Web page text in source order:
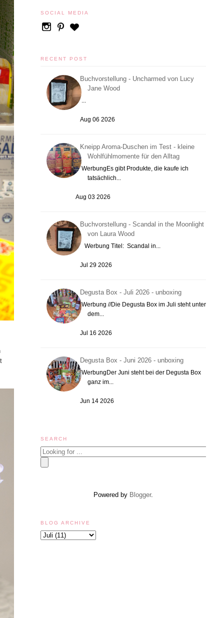
SOCIAL MEDIA
RECENT POST
Buchvorstellung - Uncharmed von Lucy
Jane Wood
...
Aug 06 2026
Kneipp Aroma-Duschen im Test - kleine
Wohlfühlmomente für den Alltag
WerbungEs gibt Produkte, die kaufe ich
tatsächlich...
Aug 03 2026
Buchvorstellung - Scandal in the Moonlight
von Laura Wood
Werbung Titel: Scandal in...
Jul 29 2026
Degusta Box - Juli 2026 - unboxing
Werbung //Die Degusta Box im Juli steht unter
dem...
Jul 16 2026
Degusta Box - Juni 2026 - unboxing
WerbungDer Juni steht bei der Degusta Box
ganz im...
Jun 14 2026
SEARCH
Powered by Blogger.
BLOG ARCHIVE